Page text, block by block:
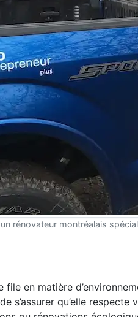
rénovateur montréalais
en matière
s’assurer qu’elle